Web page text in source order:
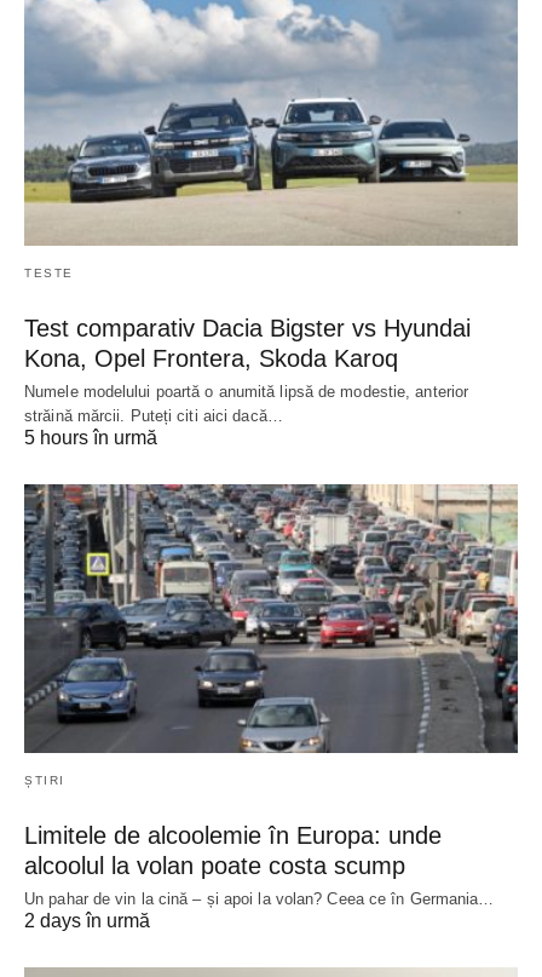
TESTE
Test comparativ Dacia Bigster vs Hyundai
Kona, Opel Frontera, Skoda Karoq
Numele modelului poartă o anumită lipsă de modestie, anterior
străină mărcii. Puteți citi aici dacă…
5 hours în urmă
ȘTIRI
Limitele de alcoolemie în Europa: unde
alcoolul la volan poate costa scump
Un pahar de vin la cină – și apoi la volan? Ceea ce în Germania…
2 days în urmă